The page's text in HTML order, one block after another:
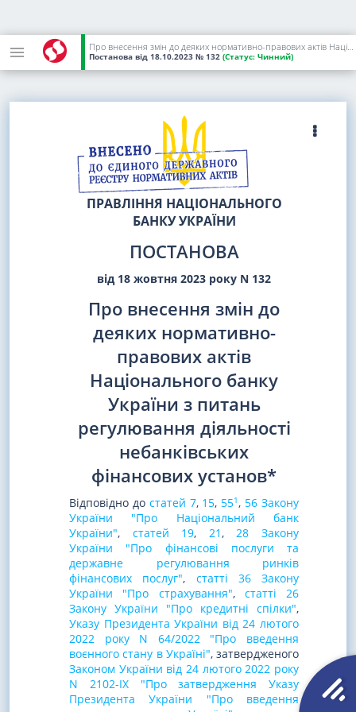
Про внесення змін до деяких нормативно-правових актів Національного банку України з питань регулювання діяльності небанківських фінансових установ
Постанова від 18.10.2023 № 132 (Статус: Чинний)
ПРАВЛІННЯ НАЦІОНАЛЬНОГО
БАНКУ УКРАЇНИ
ПОСТАНОВА
від 18 жовтня 2023 року N 132
Про внесення змін до
деяких нормативно-
правових актів
Національного банку
України з питань
регулювання діяльності
небанківських
фінансових установ*
Відповідно до статей 7, 15, 551, 56 Закону
України "Про Національний банк
України", статей 19, 21,28 Закону
України "Про фінансові послуги та
державне регулювання ринків
фінансових послуг", статті 36 Закону
України "Про страхування", статті 26
Закону України "Про кредитні спілки",
Указу Президента України від 24 лютого
2022 року N 64/2022 "Про введення
воєнного стану в Україні", затвердженого
Законом України від 24 лютого 2022 року
N 2102-IX "Про затвердження Указу
Президента України "Про введення